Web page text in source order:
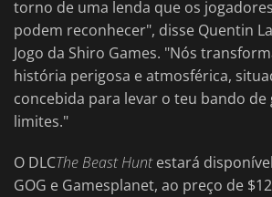
torno de uma lenda que os
podem reconhecer", disse Quentin
Jogo da Shiro Games. "Nós
história perigosa e atmosférica,
concebida para levar o teu bando de
limites."
O DLCThe Beast Huntestará
GOG e Gamesplanet, ao preço de